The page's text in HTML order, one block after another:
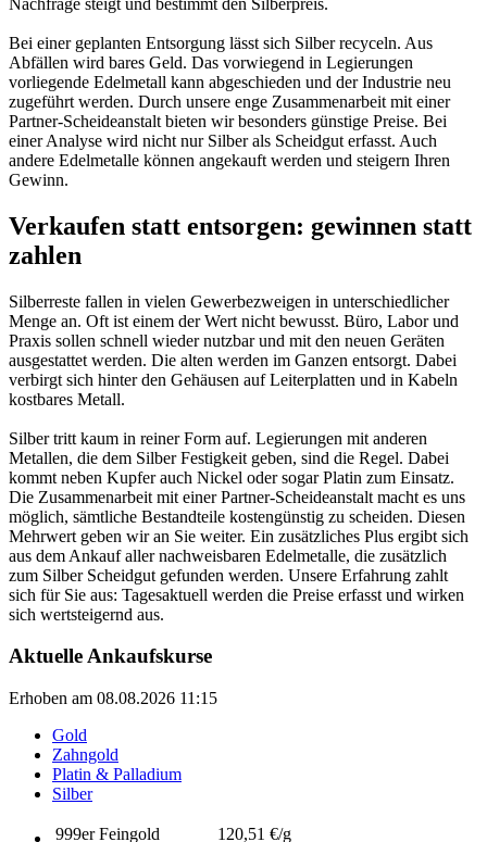
Bei einer geplanten Entsorgung lässt sich Silber recyceln. Aus
Abfällen wird bares Geld. Das vorwiegend in Legierungen
vorliegende Edelmetall kann abgeschieden und der Industrie neu
zugeführt werden. Durch unsere enge Zusammenarbeit mit einer
Partner-Scheideanstalt bieten wir besonders günstige Preise. Bei
einer Analyse wird nicht nur Silber als Scheidgut erfasst. Auch
andere Edelmetalle können angekauft werden und steigern Ihren
Gewinn.
Verkaufen statt entsorgen: gewinnen statt
zahlen
Silberreste fallen in vielen Gewerbezweigen in unterschiedlicher
Menge an. Oft ist einem der Wert nicht bewusst. Büro, Labor und
Praxis sollen schnell wieder nutzbar und mit den neuen Geräten
ausgestattet werden. Die alten werden im Ganzen entsorgt. Dabei
verbirgt sich hinter den Gehäusen auf Leiterplatten und in Kabeln
kostbares Metall.
Silber tritt kaum in reiner Form auf. Legierungen mit anderen
Metallen, die dem Silber Festigkeit geben, sind die Regel. Dabei
kommt neben Kupfer auch Nickel oder sogar Platin zum Einsatz.
Die Zusammenarbeit mit einer Partner-Scheideanstalt macht es uns
möglich, sämtliche Bestandteile kostengünstig zu scheiden. Diesen
Mehrwert geben wir an Sie weiter. Ein zusätzliches Plus ergibt sich
aus dem Ankauf aller nachweisbaren Edelmetalle, die zusätzlich
zum Silber Scheidgut gefunden werden. Unsere Erfahrung zahlt
sich für Sie aus: Tagesaktuell werden die Preise erfasst und wirken
sich wertsteigernd aus.
Aktuelle Ankaufskurse
Erhoben am 08.08.2026 11:15
Gold
Zahngold
Platin & Palladium
Silber
999er Feingold 120,51 €/g